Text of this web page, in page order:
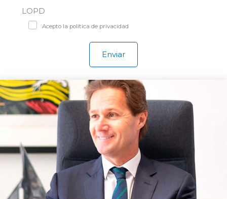
LOPD
Acepto la política de privacidad
Enviar